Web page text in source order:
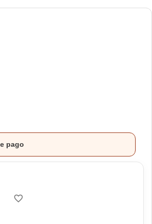
pago
favorite_border